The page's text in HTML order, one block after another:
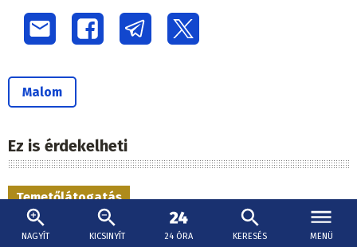
NAGYÍT KICSINYÍT 24 ÓRA KERESÉS MENÜ
Malom
Ez is érdekelheti
Temetőlátogatás